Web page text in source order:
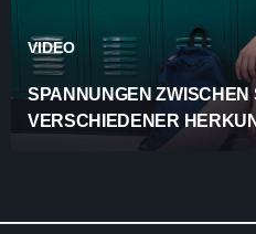
VIDEO
SPANNUNGEN ZWISCHEN
VERSCHIEDENER